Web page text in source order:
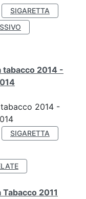
SIGARETTA
tabacco 2014 -
2014 -
SIGARETTA
2011